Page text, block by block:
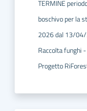
TERMINE
boschivo per la
2026 dal 13/
Raccolta funghi
Progetto